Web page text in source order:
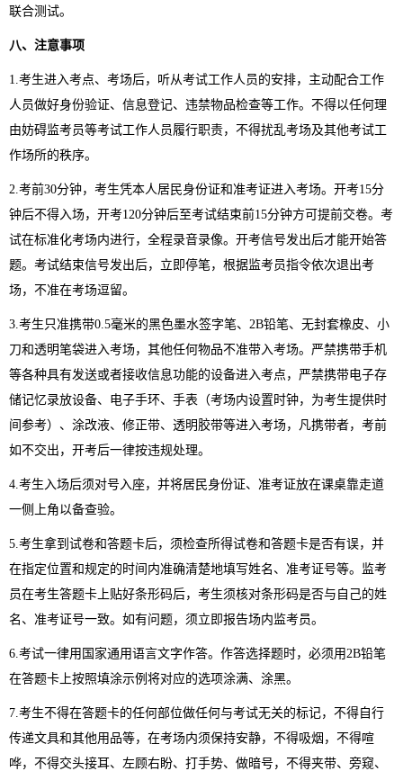
联合测试。
八、注意事项
1. 考生进入考点、考场后，听从考试工作人员的安排，主动配合工作
人员做好身份验证、信息登记、违禁物品检查等工作。不得以任何理
由妨碍监考员等考试工作人员履行职责，不得扰乱考场及其他考试工
作场所的秩序。
2. 考前30分钟，考生凭本人居民身份证和准考证进入考场。开考15分
钟后不得入场，开考120分钟后至考试结束前15分钟方可提前交卷。考
试在标准化考场内进行，全程录音录像。开考信号发出后才能开始答
题。考试结束信号发出后，立即停笔，根据监考员指令依次退出考
场，不准在考场逗留。
3. 考生只准携带0.5毫米的黑色墨水签字笔、 2B铅笔、无封套橡皮、小
刀和透明笔袋进入考场，其他任何物品不准带入考场。严禁携带手机
等各种具有发送或者接收信息功能的设备进入考点，严禁携带电子存
储记忆录放设备、电子手环、手表（考场内设置时钟，为考生提供时
间参考）、涂改液、修正带、透明胶带等进入考场，凡携带者，考前
如不交出，开考后一律按违规处理。
4. 考生入场后须对号入座，并将居民身份证、准考证放在课桌靠走道
一侧上角以备查验。
5. 考生拿到试卷和答题卡后，须检查所得试卷和答题卡是否有误，并
在指定位置和规定的时间内准确清楚地填写姓名、准考证号等。监考
员在考生答题卡上贴好条形码后，考生须核对条形码是否与自己的姓
名、准考证号一致。如有问题，须立即报告场内监考员。
6. 考试一律用国家通用语言文字作答。作答选择题时，必须用 2B铅笔
在答题卡上按照填涂示例将对应的选项涂满、涂黑。
7. 考生不得在答题卡的任何部位做任何与考试无关的标记，不得自行
传递文具和其他用品等，在考场内须保持安静，不得吸烟，不得喧
哗，不得交头接耳、左顾右盼、打手势、做暗号，不得夹带、旁窥、